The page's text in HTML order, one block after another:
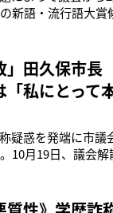
新語・流行語大
じめ複数の容疑
められ
」田久保市
「私にとって
疑惑を発端に市
10月19日、議会
示しているとい
失職は“秒